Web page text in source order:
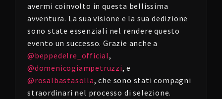
avermi coinvolto in questa bellissima
avventura. La sua visione e la sua dedizione
sono state essenziali nel rendere questo
evento un successo. Grazie anche a
@beppedelre_official,
@domenicogiampetruzzi, e
@rosalbastasolla, che sono stati compagni
straordinari nel processo di selezione.